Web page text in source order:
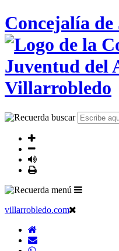
Concejalía
villarrobledo.com